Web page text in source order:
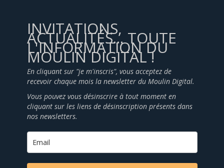
INVITATIONS,
ACTUALITÉS... TOUTE
L'INFORMATION DU
MOULIN DIGITAL !
En cliquant sur "je m'inscris", vous acceptez de
recevoir chaque mois la newsletter du Moulin Digital.
Vous pouvez vous désinscrire à tout moment en
cliquant sur les liens de désinscription présents dans
nos newsletters.